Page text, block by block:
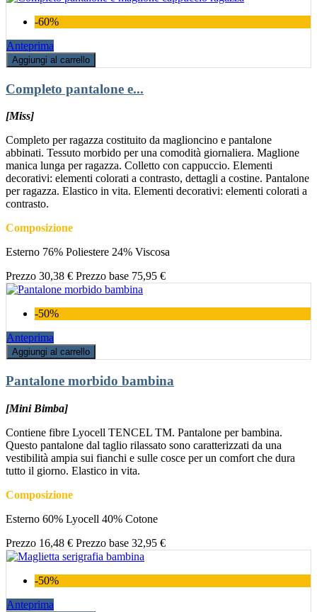
-60%
Anteprima
Aggiungi al carrello
Completo pantalone e...
[Miss]
Completo per ragazza costituito da maglioncino e pantalone
abbinati. Tessuto morbido per una comodità giornaliera. Maglione
manica lunga per ragazza. Colletto con cappuccio. Elementi
decorativi: elementi colorati a contrasto, dettagli a costine. Pantalone
per ragazza. Elastico in vita. Elementi decorativi: elementi colorati a
contrasto.
Composizione
Esterno 76% Poliestere 24% Viscosa
Prezzo 30,38 € Prezzo base 75,95 €
-50%
Anteprima
Aggiungi al carrello
Pantalone morbido bambina
[Mini Bimba]
Contiene fibre Lyocell TENCEL TM. Pantalone per bambina.
Questo pantalone dal taglio rilassato sono caratterizzati da una
vestibilità ampia sui fianchi e sulle cosce per un comfort che dura
tutto il giorno. Elastico in vita.
Composizione
Esterno 60% Lyocell 40% Cotone
Prezzo 16,48 € Prezzo base 32,95 €
-50%
Anteprima